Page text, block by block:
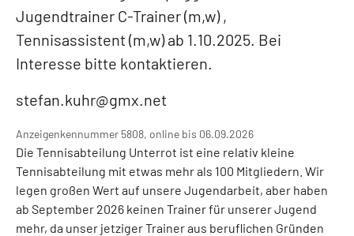
Jugendtrainer C-Trainer (m,w) ,
Tennisassistent (m,w) ab 1.10.2025. Bei
Interesse bitte kontaktieren.
stefan.kuhr@gmx.net
Anzeigenkennummer 5808, online bis 06.09.2026
Die Tennisabteilung Unterrot ist eine relativ kleine
Tennisabteilung mit etwas mehr als 100 Mitgliedern. Wir
legen großen Wert auf unsere Jugendarbeit, aber haben
ab September 2026 keinen Trainer für unserer Jugend
mehr, da unser jetziger Trainer aus beruflichen Gründen